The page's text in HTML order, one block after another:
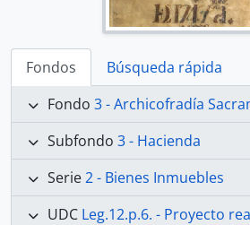
Fondos
Búsqueda rápida
Fondo 3 - Archicofradía Sacramental de
Subfondo 3 - Hacienda
Serie2 - Bienes Inmuebles
UDC Leg.12.p.6. - Proyecto